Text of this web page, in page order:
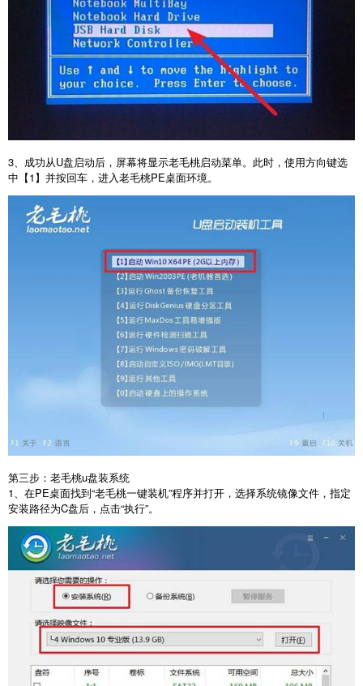
3、成功从U盘启动后，屏幕将显示老毛桃启动菜单。此时，使用方向键选
中【1】并按回车，进入老毛桃PE桌面环境。
第三步：老毛桃u盘装系统
1、在PE桌面找到“老毛桃一键装机”程序并打开，选择系统镜像文件，指定
安装路径为C盘后，点击“执行”。